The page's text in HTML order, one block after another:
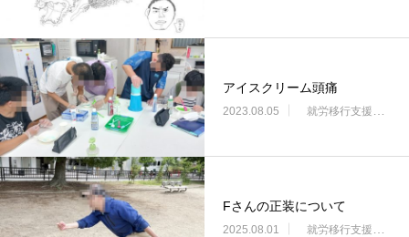
アイスクリーム頭痛
2023.08.05 就労移行支援・ニコサービス城東センター
Fさんの正装について
2025.08.01 就労移行支援・ニコサービス城東センター